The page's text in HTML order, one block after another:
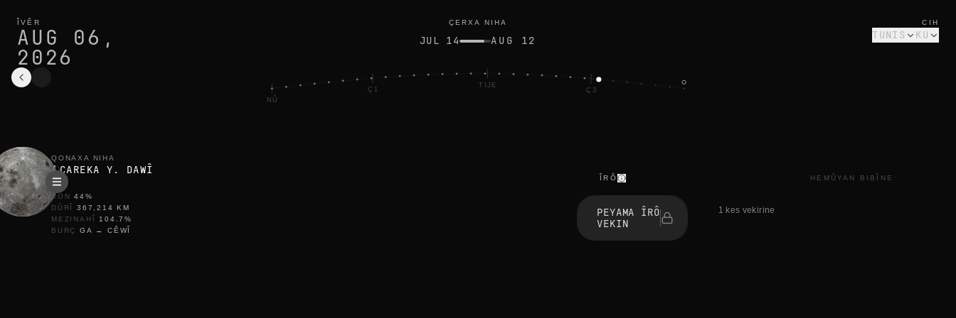
CIH
TUNIS KU
ÎVÊR
AUG 06,
2026
ÇERXA NIHA
JUL 14 AUG 12
NÛ
Ç1
TIJE
Ç3
QONAXA NIHA
ÇAREKA Y. DAWÎ
RON 44%
DÛRÎ
367,214 KM
MEZINAHÎ
104.7%
BURÇ
GA →CÊWÎ
ÎRÔ HEMÛYAN BIBÎNE
r
e
r
PEYAMA ÎRÔ
VEKIN
1 kes vekirine